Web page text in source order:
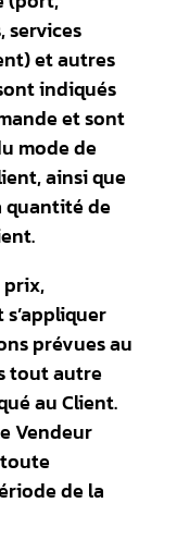
services
et autres
indiqués
et sont
mode de
ainsi que
quantité de
prix,
prévues au
tout autre
au Client.
Vendeur
toute
de la